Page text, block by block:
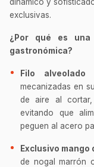
exclusivas.
¿Por qué es
gastronómica?
Filo alveolado
mecanizadas en
de aire al cortar,
evitando que
peguen al acero
Exclusivo mango
de nogal marrón